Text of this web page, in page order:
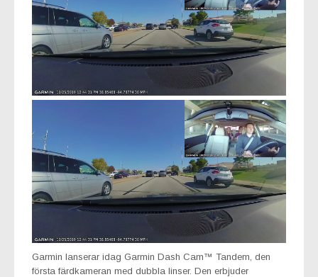
Garmin lanserar idag Garmin Dash Cam™ Tandem, den
första färdkameran med dubbla linser. Den erbjuder